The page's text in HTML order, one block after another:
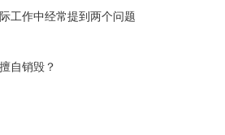
工作中经常提到两个问题
自销毁？